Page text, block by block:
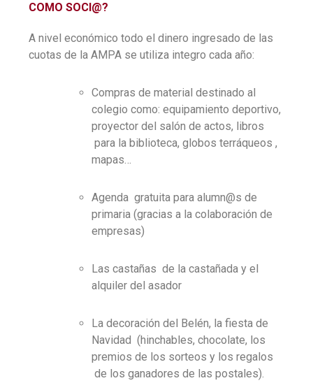
COMO SOCI@?
A nivel económico todo el dinero ingresado de las
cuotas de la AMPA se utiliza integro cada año:
Compras de material destinado al
colegio como: equipamiento deportivo,
proyector del salón de actos, libros
para la biblioteca, globos terráqueos ,
mapas…
Agenda gratuita para alumn@s de
primaria (gracias a la colaboración de
empresas)
Las castañas de la castañada y el
alquiler del asador
La decoración del Belén, la fiesta de
Navidad (hinchables, chocolate, los
premios de los sorteos y los regalos
de los ganadores de las postales).